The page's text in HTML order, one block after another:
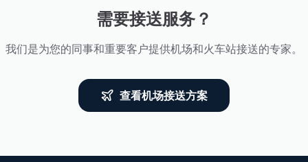
需要接送服务？
我们是为您的同事和重要客户提供机场和火车站接送的专家。
查看机场接送方案